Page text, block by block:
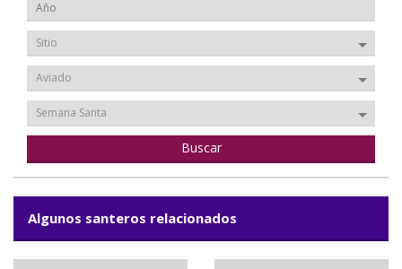
Sitio
Aviado
Semana Santa
Algunos santeros relacionados